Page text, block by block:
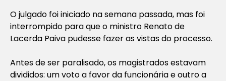
O julgado foi iniciado na semana passada, mas foi
interrompido para que o ministro Renato de
Lacerda Paiva pudesse fazer as vistas do processo.
Antes de ser paralisado, os magistrados estavam
divididos: um voto a favor da funcionária e outro a